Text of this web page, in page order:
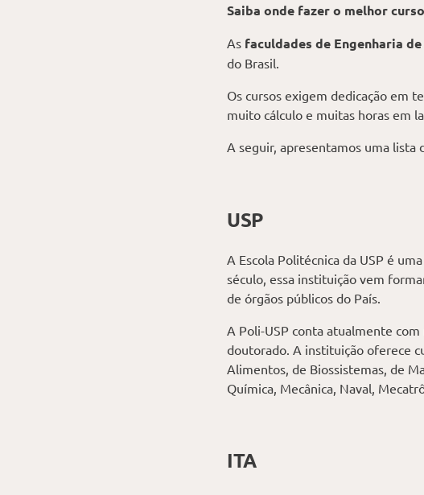
Saiba onde fazer o melhor
As faculdades de Engenharia de
do Brasil.
Os cursos exigem dedicação em
muito cálculo e muitas horas em
A seguir, apresentamos uma lista
USP
A Escola Politécnica da USP é
século, essa instituição vem
de órgãos públicos do País.
A Poli-USP conta atualmente
doutorado. A instituição oferece
Alimentos, de Biossistemas, de
Química, Mecânica, Naval,
ITA